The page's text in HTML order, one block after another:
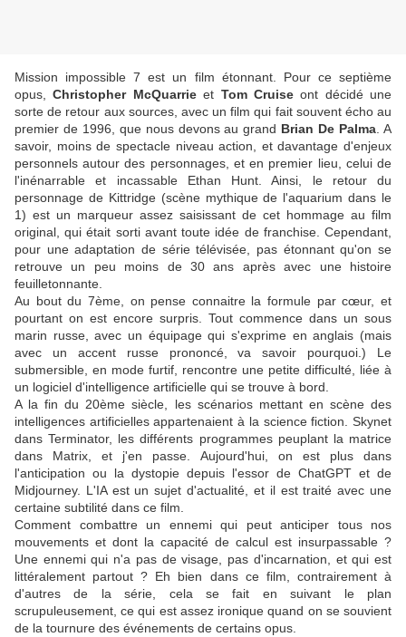
Mission impossible 7 est un film étonnant. Pour ce septième
opus,Christopher McQuarrieet Tom Cruiseont décidé une
sorte de retour aux sources, avec un film qui fait souvent écho au
premier de 1996, que nous devons au grand Brian De Palma . A
savoir, moins de spectacle niveau action, et davantage d'enjeux
personnels autour des personnages, et en premier lieu, celui de
l'inénarrable et incassable Ethan Hunt. Ainsi, le retour du
personnage de Kittridge (scène mythique de l'aquarium dans le
1) est un marqueur assez saisissant de cet hommage au film
original, qui était sorti avant toute idée de franchise. Cependant,
pour une adaptation de série télévisée, pas étonnant qu'on se
retrouve un peu moins de 30 ans après avec une histoire
feuilletonnante.
Au bout du 7ème, on pense connaitre la formule par cœur, et
pourtant on est encore surpris. Tout commence dans un sous
marin russe, avec un équipage qui s'exprime en anglais (mais
avec un accent russe prononcé, va savoir pourquoi.) Le
submersible, en mode furtif, rencontre une petite difficulté, liée à
un logiciel d'intelligence artificielle qui se trouve à bord.
A la fin du 20ème siècle, les scénarios mettant en scène des
intelligences artificielles appartenaient à la science fiction. Skynet
dans Terminator, les différents programmes peuplant la matrice
dans Matrix, et j'en passe. Aujourd'hui, on est plus dans
l'anticipation ou la dystopie depuis l'essor de ChatGPT et de
Midjourney. L'IA est un sujet d'actualité, et il est traité avec une
certaine subtilité dans ce film.
Comment combattre un ennemi qui peut anticiper tous nos
mouvements et dont la capacité de calcul est insurpassable ?
Une ennemi qui n'a pas de visage, pas d'incarnation, et qui est
littéralement partout ? Eh bien dans ce film, contrairement à
d'autres de la série, cela se fait en suivant le plan
scrupuleusement, ce qui est assez ironique quand on se souvient
de la tournure des événements de certains opus.